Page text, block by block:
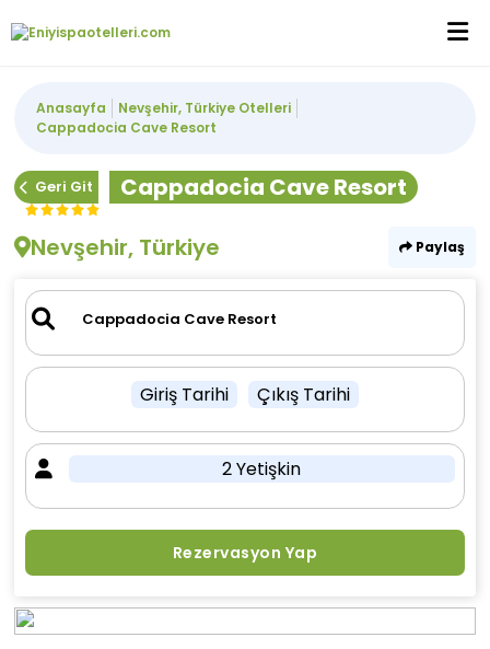
Anasayfa
Nevşehir, Türkiye Otelleri
Cappadocia Cave Resort
Geri Git
Cappadocia Cave Resort
Nevşehir, Türkiye
Paylaş
Giriş Tarihi Çıkış Tarihi
2 Yetişkin
Rezervasyon Yap